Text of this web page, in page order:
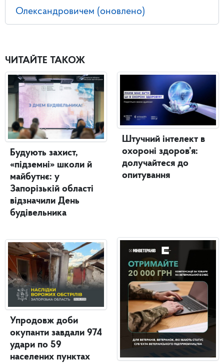
Олександровичем (оновлено)
ЧИТАЙТЕ ТАКОЖ
Будують захист,
«підземні» школи й
майбутнє: у
Запорізькій області
відзначили День
будівельника
Упродовж доби
окупанти завдали 974
удари по 59
населених пунктах
Штучний інтелект в
охороні здоров’я:
долучайтеся до
опитування